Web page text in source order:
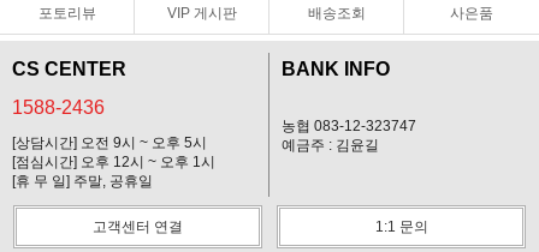
포토리뷰 VIP 게시판 배송조회 사은품
CS CENTER
1588-2436
[상담시간] 오전 9시 ~ 오후 5시
[점심시간] 오후 12시 ~ 오후 1시
[휴 무 일] 주말, 공휴일
BANK INFO
농협 083-12-323747
예금주 : 김윤길
고객센터 연결 1:1 문의